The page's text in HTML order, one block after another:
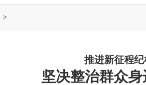
>
推进新征程
坚决整治群众